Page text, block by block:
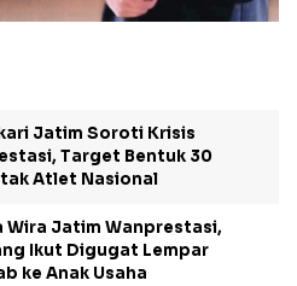
Jatim Soroti Krisis
Target Bentuk 30
Atlet Nasional
Wira Jatim Wanprestasi,
Ikut Digugat Lempar
ke Anak Usaha